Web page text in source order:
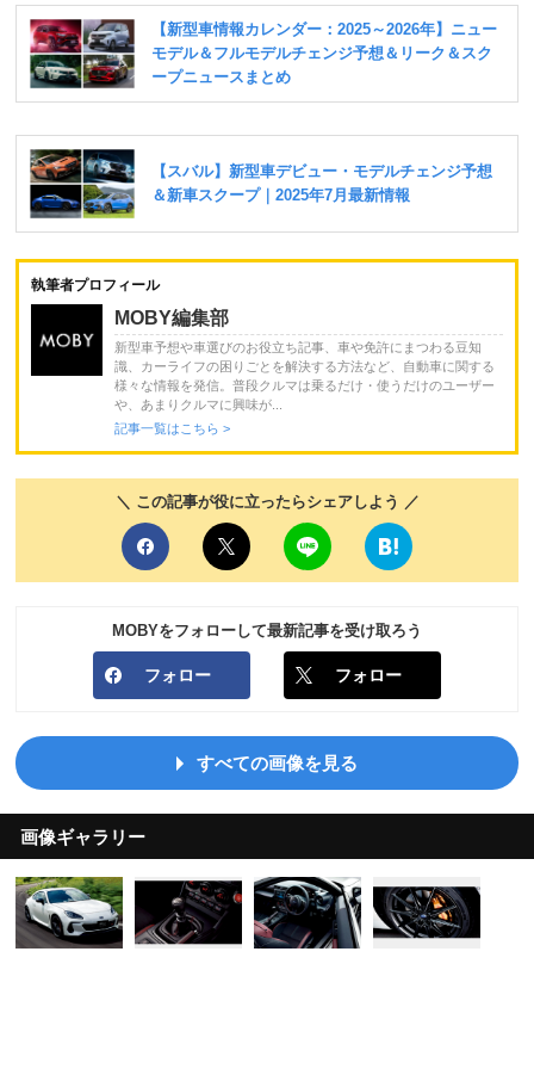
執筆者プロフィール
MOBY編集部
新型車予想や車選びのお役立ち記事、車や免許にまつわる豆知
識、カーライフの困りごとを解決する方法など、自動車に関する
様々な情報を発信。普段クルマは乗るだけ・使うだけのユーザー
や、あまりクルマに興味が...
記事一覧はこちら >
＼ この記事が役に立ったらシェアしよう ／
MOBYをフォローして最新記事を受け取ろう
フォロー フォロー
すべての画像を見る
画像ギャラリー